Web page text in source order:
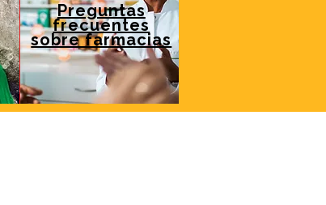
Preguntas
frecuentes
sobre farmacias